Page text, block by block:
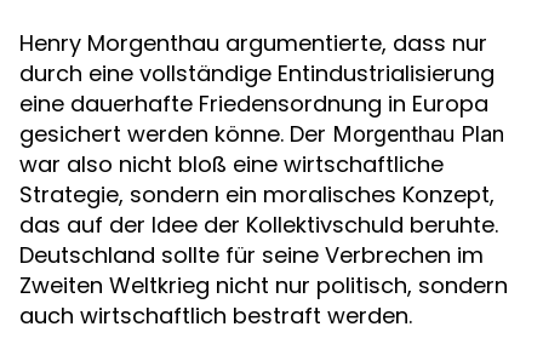
Henry Morgenthau argumentierte, dass nur
durch eine vollständige Entindustrialisierung
eine dauerhafte Friedensordnung in Europa
gesichert werden könne. Der Morgenthau Plan
war also nicht bloß eine wirtschaftliche
Strategie, sondern ein moralisches Konzept,
das auf der Idee der Kollektivschuld beruhte.
Deutschland sollte für seine Verbrechen im
Zweiten Weltkrieg nicht nur politisch, sondern
auch wirtschaftlich bestraft werden.